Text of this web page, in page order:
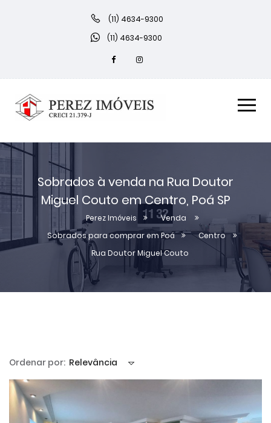
(11) 4634-9300
(11) 4634-9300
Sobrados à venda na Rua Doutor
Miguel Couto em Centro, Poá SP
Perez Imóveis
Venda
Sobrados para comprar em Poá
Centro
Rua Doutor Miguel Couto
Ordenar por: Relevância